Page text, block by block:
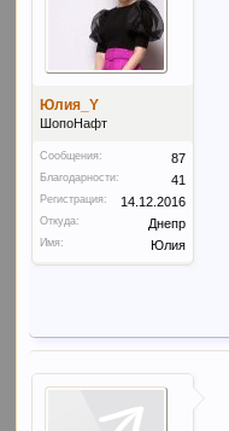
Юлия_Y
ШопоНафт
Сообщения: 87
Благодарности: 41
Регистрация: 14.12.2016
Откуда: Днепр
Имя: Юлия